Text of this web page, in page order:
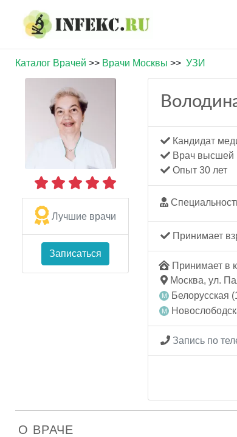
Каталог Врачей >> Врачи Москвы >> УЗИ
Лучшие врачи
Записаться
Кандидат
Врач высшей
Опыт 30 лет
Принимает
Принимает в
Москва, ул.
Белорусская
Запись по
О ВРАЧЕ